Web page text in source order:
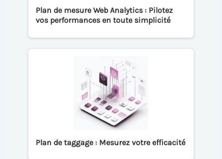
Plan de mesure Web Analytics : Pilotez
vos performances en toute simplicité
Plan de taggage : Mesurez votre efficacité